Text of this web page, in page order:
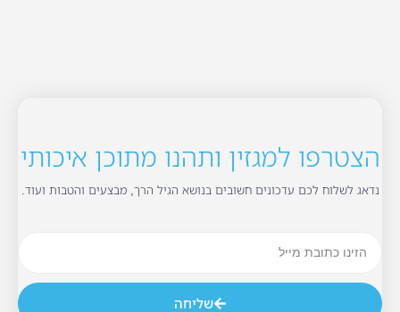
הצטרפו למגזין ותהנו מתוכן איכותי
נדאג לשלוח לכם עדכונים חשובים בנושא הגיל הרך, מבצעים והטבות ועוד.
שליחה